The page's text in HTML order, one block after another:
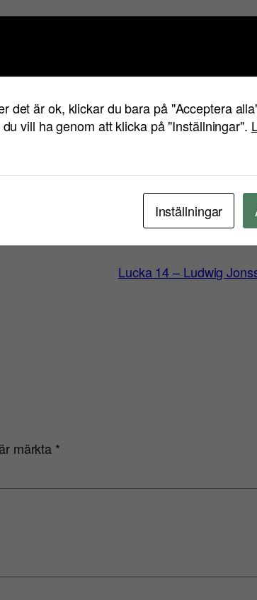
i december. Denna julkalender är
2011.
Lucka 14 – Ludwig
märkta *
det är ok, klickar du bara på "Acceptera
vill ha genom att klicka på "Inställningar".
Inställningar